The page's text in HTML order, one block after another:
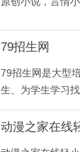
79招生网
79招生网是大型
生、为学生学习
费用信息，还汇
动漫之家在线